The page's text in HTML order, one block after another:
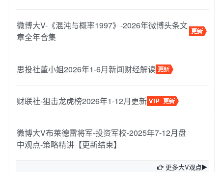
微博大V-《混沌与概率1997》-2026年微博头条文
章全年合集
思投社董小姐2026年1-6月新闻财经解读
财联社-狙击龙虎榜2026年1-12月更新
微博大V布莱德雷将军-投资军校-2025年7-12月盘
中观点-策略精讲【更新结束】
更多大V观点